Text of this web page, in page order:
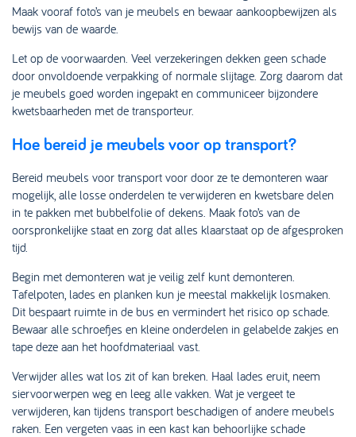
Maak vooraf foto’s van je meubels en bewaar aankoopbewijzen als
bewijs van de waarde.
Let op de voorwaarden. Veel verzekeringen dekken geen schade
door onvoldoende verpakking of normale slijtage. Zorg daarom dat
je meubels goed worden ingepakt en communiceer bijzondere
kwetsbaarheden met de transporteur.
Hoe bereid je meubels voor op transport?
Bereid meubels voor transport voor door ze te demonteren waar
mogelijk, alle losse onderdelen te verwijderen en kwetsbare delen
in te pakken met bubbelfolie of dekens. Maak foto’s van de
oorspronkelijke staat en zorg dat alles klaarstaat op de afgesproken
tijd.
Begin met demonteren wat je veilig zelf kunt demonteren.
Tafelpoten, lades en planken kun je meestal makkelijk losmaken.
Dit bespaart ruimte in de bus en vermindert het risico op schade.
Bewaar alle schroefjes en kleine onderdelen in gelabelde zakjes en
tape deze aan het hoofdmateriaal vast.
Verwijder alles wat los zit of kan breken. Haal lades eruit, neem
siervoorwerpen weg en leeg alle vakken. Wat je vergeet te
verwijderen, kan tijdens transport beschadigen of andere meubels
raken. Een vergeten vaas in een kast kan behoorlijke schade